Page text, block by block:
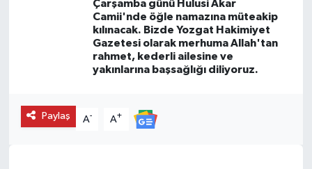
Çarşamba günü Hulusi Akar
Camii'nde öğle namazına müteakip
kılınacak. Bizde Yozgat Hakimiyet
Gazetesi olarak merhuma Allah'tan
rahmet, kederli ailesine ve
yakınlarına başsağlığı diliyoruz.
Paylaş A- A+